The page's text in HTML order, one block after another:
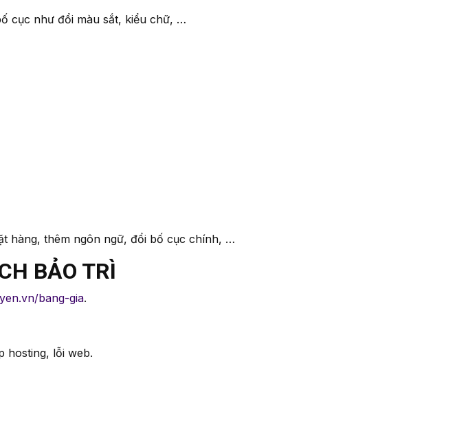
cục như đổi màu sắt, kiểu chữ, …
hàng, thêm ngôn ngữ, đổi bố cục chính, …
BẢO TRÌ
bang-gia.
hosting, lỗi web.